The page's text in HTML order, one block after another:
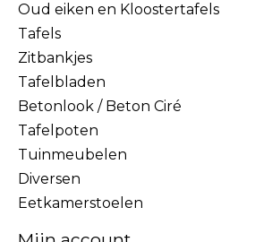
Oud eiken en Kloostertafels
Tafels
Zitbankjes
Tafelbladen
Betonlook / Beton Ciré
Tafelpoten
Tuinmeubelen
Diversen
Eetkamerstoelen